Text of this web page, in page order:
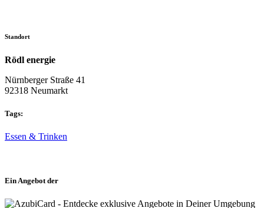
Standort
Rödl energie
Nürnberger Straße 41
92318 Neumarkt
Tags:
Essen & Trinken
Ein Angebot der